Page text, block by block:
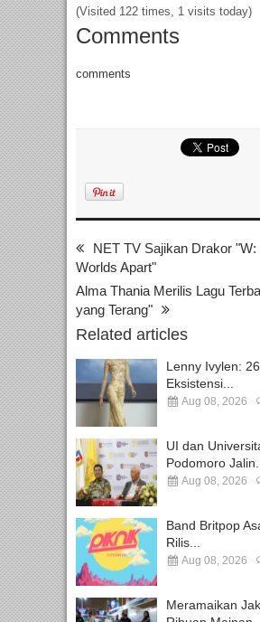
(Visited 122 times, 1 visits today)
Comments
comments
NET TV Sajikan Drakor "W:
Worlds Apart"
Alma Thania Merilis Lagu
yang Terang"
Related articles
Lenny Ivylen:
Eksistensi...
Aug 08, 2026
UI dan
Podomoro
Aug 08, 2026
Band Britpop
Rilis...
Aug 08, 2026
Meramaikan